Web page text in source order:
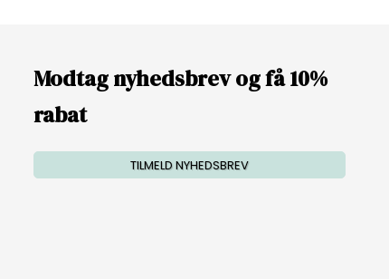
Modtag nyhedsbrev og få 10%
rabat
TILMELD NYHEDSBREV